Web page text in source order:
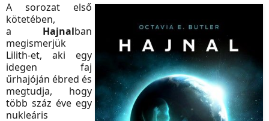
A sorozat első
kötetében,
a Hajnalban
megismerjük
Lilith-et, aki egy
idegen faj
űrhajóján ébred és
megtudja, hogy
több száz éve egy
nukleáris